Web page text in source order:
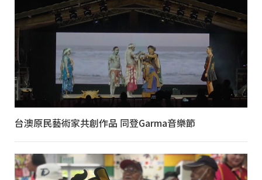
台澳原民藝術家共創作品 同登Garma音樂節